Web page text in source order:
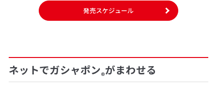
発売スケジュール
ネットでガシャポン®がまわせる